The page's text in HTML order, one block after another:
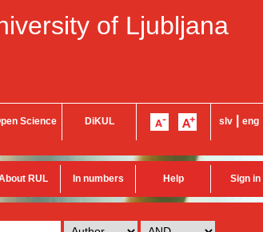
of Ljubljana
Science DiKUL slv eng
RUL In numbers Help Sign in